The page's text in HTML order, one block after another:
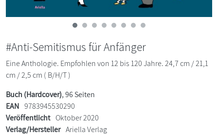
#Anti-Semitismus für Anfänger
Eine Anthologie. Empfohlen von 12 bis 120 Jahre. 24,7 cm / 21,1
cm / 2,5 cm ( B/H/T )
Buch (Hardcover), 96 Seiten
EAN 9783945530290
Veröffentlicht Oktober 2020
Verlag/Hersteller Ariella Verlag